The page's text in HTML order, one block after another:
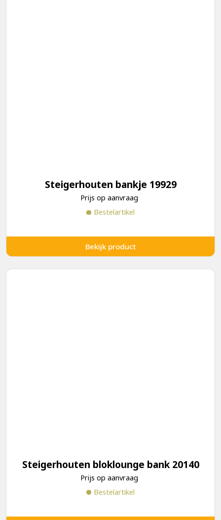
Steigerhouten bankje 19929
Prijs op aanvraag
Bestelartikel
Bekijk product
Steigerhouten bloklounge bank 20140
Prijs op aanvraag
Bestelartikel